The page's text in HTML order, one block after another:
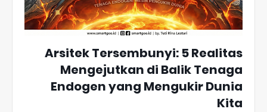
Arsitek Tersembunyi: 5 Realitas
Mengejutkan di Balik Tenaga
Endogen yang Mengukir Dunia
Kita